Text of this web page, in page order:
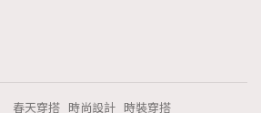
春天穿搭 時尚設計 時裝穿搭